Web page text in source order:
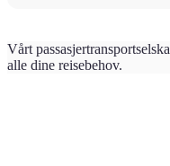
Vårt
alle dine reisebehov.